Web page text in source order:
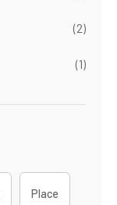
(2)
(1)
Place